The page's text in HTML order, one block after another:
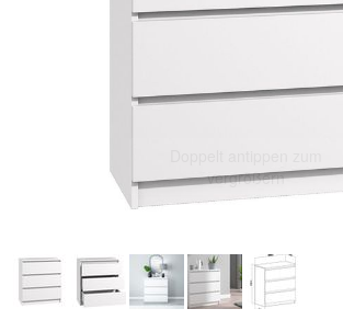
vergrößern